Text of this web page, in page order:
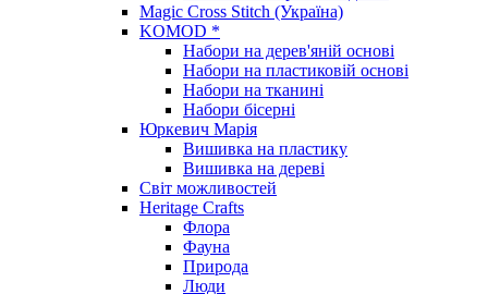
Magic Cross Stitch (Україна)
KOMOD *
Набори на дерев'яній основі
Набори на пластиковій основі
Набори на тканині
Набори бісерні
Юркевич Марія
Вишивка на пластику
Вишивка на дереві
Світ можливостей
Heritage Crafts
Флора
Фауна
Природа
Люди